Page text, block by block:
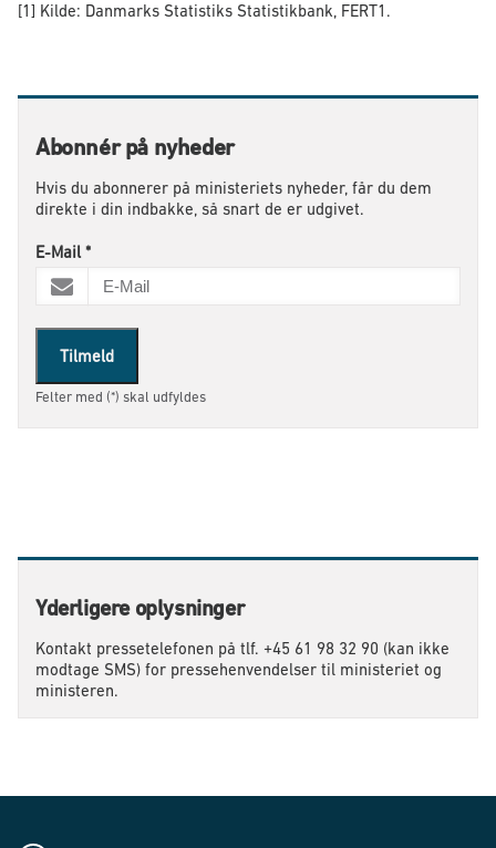
[1] Kilde: Danmarks Statistiks Statistikbank, FERT1.
Abonnér på nyheder
Hvis du abonnerer på ministeriets nyheder, får du dem
direkte i din indbakke, så snart de er udgivet.
E-Mail*
Tilmeld
Felter med (*) skal udfyldes
Yderligere oplysninger
Kontakt pressetelefonen på tlf. +45 61 98 32 90 (kan ikke
modtage SMS) for pressehenvendelser til ministeriet og
ministeren.